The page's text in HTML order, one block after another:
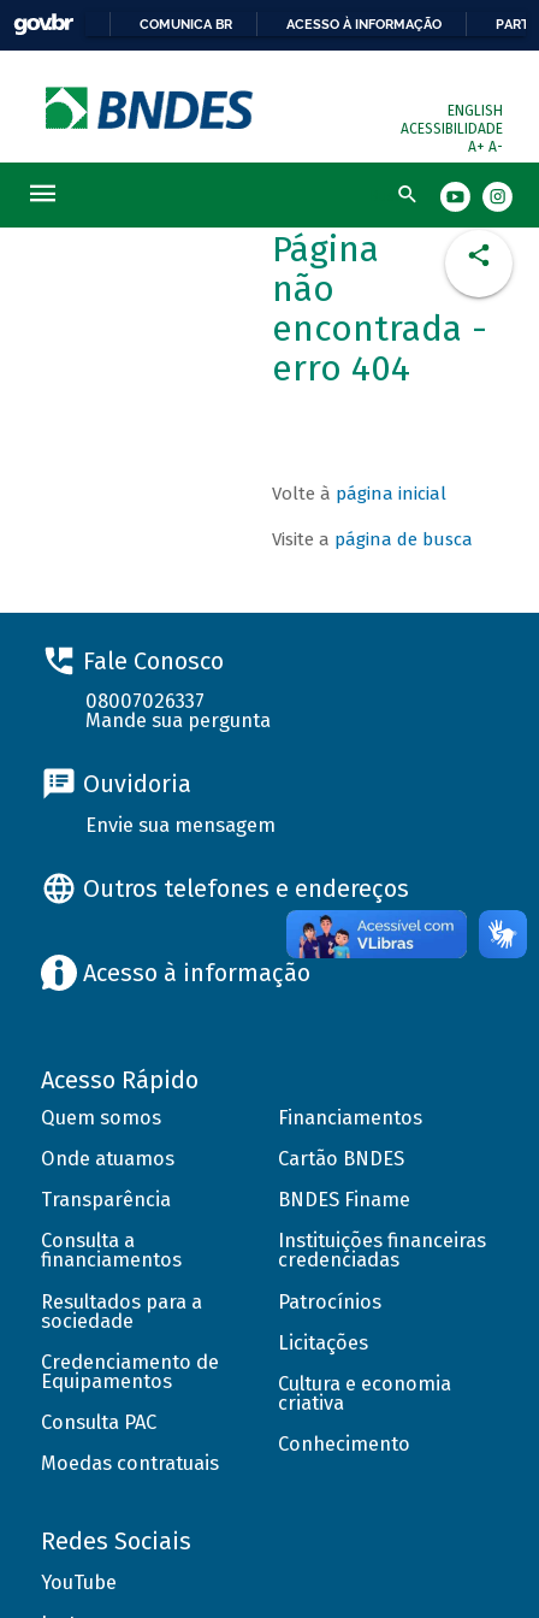
COMUNICA BR ACESSO À INFORMAÇÃO
ENGLISH
ACESSIBILIDADE
A+ A-
Busca
Página
não
encontrada -
erro 404
Volte à página inicial
Visite a página de busca
Fale Conosco
08007026337
Mande sua pergunta
Ouvidoria
Envie sua mensagem
Outros telefones e endereços
Acesso à informação
Acesso Rápido
Quem somos
Onde atuamos
Transparência
Consulta a
financiamentos
Resultados para a
sociedade
Credenciamento de
Equipamentos
Consulta PAC
Moedas contratuais
Financiamentos
Cartão BNDES
BNDES Finame
Instituições financeiras
credenciadas
Patrocínios
Licitações
Cultura e economia
criativa
Conhecimento
Redes Sociais
YouTube